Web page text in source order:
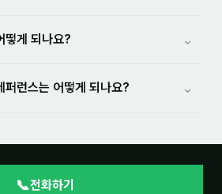
떻게 되나요? ⌄
퍼런스는 어떻게 되나요? ⌄
📞전화하기